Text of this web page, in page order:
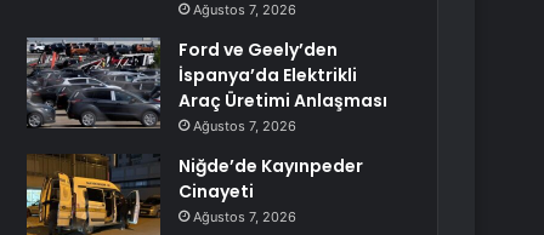
Ağustos 7, 2026
Ford ve Geely’den
İspanya’da Elektrikli
Araç Üretimi Anlaşması
Ağustos 7, 2026
Niğde’de Kayınpeder
Cinayeti
Ağustos 7, 2026